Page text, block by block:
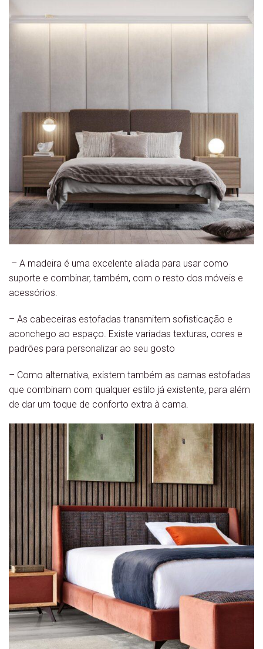
– A madeira é uma excelente aliada para usar como
suporte e combinar, também, com o resto dos móveis e
acessórios.
– As cabeceiras estofadas transmitem sofisticação e
aconchego ao espaço. Existe variadas texturas, cores e
padrões para personalizar ao seu gosto
– Como alternativa, existem também as camas estofadas
que combinam com qualquer estilo já existente, para além
de dar um toque de conforto extra à cama.